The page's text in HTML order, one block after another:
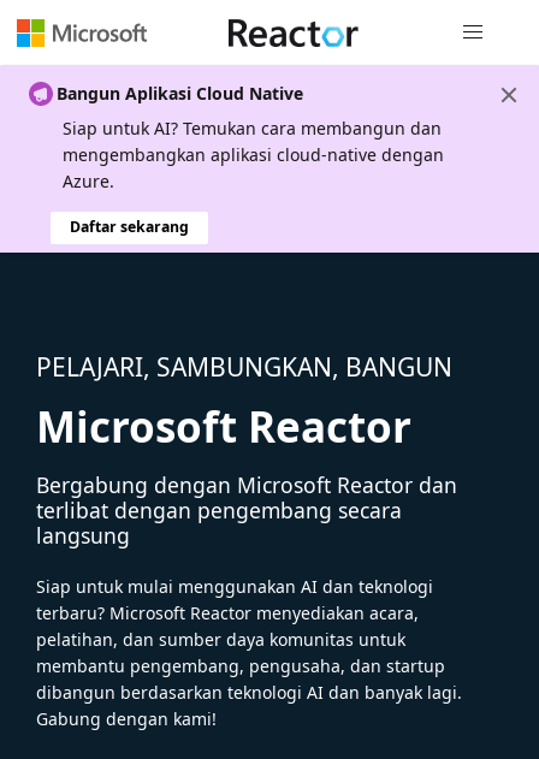
Bangun Aplikasi Cloud Native
Siap untuk AI? Temukan cara membangun dan
mengembangkan aplikasi cloud-native dengan
Azure.
Daftar sekarang
PELAJARI, SAMBUNGKAN, BANGUN
Microsoft Reactor
Bergabung dengan Microsoft Reactor dan
terlibat dengan pengembang secara
langsung
Siap untuk mulai menggunakan AI dan teknologi
terbaru? Microsoft Reactor menyediakan acara,
pelatihan, dan sumber daya komunitas untuk
membantu pengembang, pengusaha, dan startup
dibangun berdasarkan teknologi AI dan banyak lagi.
Gabung dengan kami!